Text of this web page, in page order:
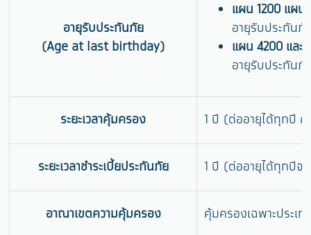
อายุรับประกันภัย
(Age at last birthday)
แผน 1200 แผน
อายุรับประกันภั
แผน 4200 และ
อายุรับประกันภั
ระยะเวลาคุ้มครอง 1 ปี (ต่ออายุได้ทุกปี
ระยะเวลาชำระเบี้ยประกันภัย 1 ปี (ต่ออายุได้ทุกปีจ
อาณาเขตความคุ้มครอง คุ้มครองเฉพาะประเท